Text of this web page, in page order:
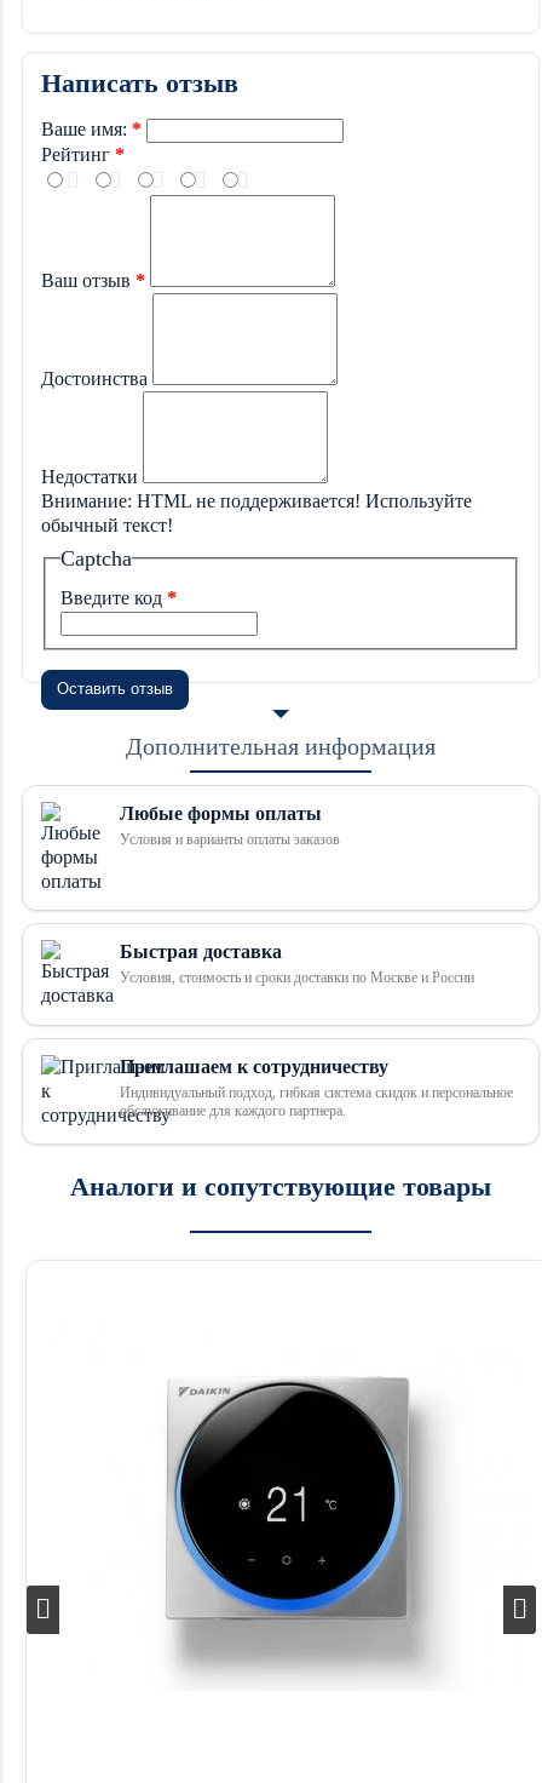
Написать отзыв
Ваше имя:
Рейтинг
Ваш отзыв
Достоинства
Недостатки
Внимание: HTML не поддерживается! Используйте
обычный текст!
Captcha
Введите код
Оставить отзыв
Дополнительная информация
Любые формы оплаты
Условия и варианты оплаты заказов
Быстрая доставка
Условия, стоимость и сроки доставки по Москве и России
Приглашаем к сотрудничеству
Индивидуальный подход, гибкая система скидок и персональное
обслуживание для каждого партнера.
Аналоги и сопутствующие товары